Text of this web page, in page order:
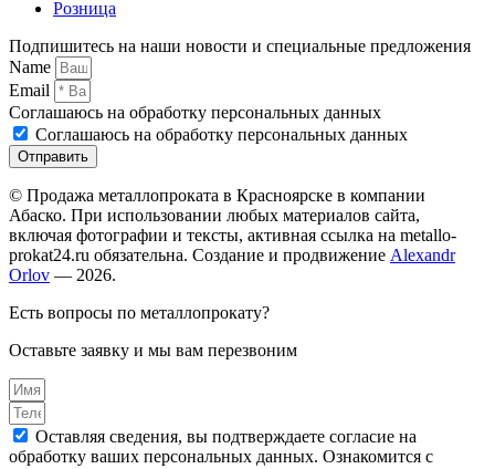
Розница
Подпишитесь на наши новости и специальные предложения
Name
Email
Соглашаюсь на обработку персональных данных
Соглашаюсь на обработку персональных данных
Отправить
© Продажа металлопроката в Красноярске в компании
Абаско. При использовании любых материалов сайта,
включая фотографии и тексты, активная ссылка на metallo-
prokat24.ru обязательна. Создание и продвижение Alexandr
Orlov — 2026.
Есть вопросы по металлопрокату?
Оставьте заявку и мы вам перезвоним
Оставляя сведения, вы подтверждаете согласие на
обработку ваших персональных данных. Ознакомится с